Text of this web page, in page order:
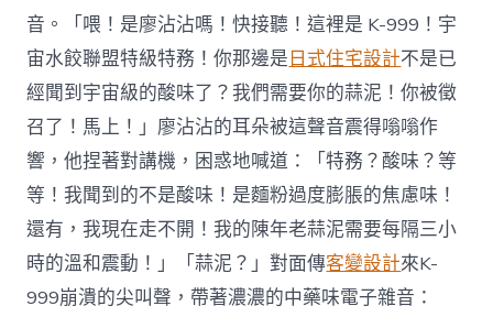
音。「喂！是廖沾沾嗎！快接聽！這裡是 K-999！宇
宙水餃聯盟特級特務！你那邊是日式住宅設計不是已
經聞到宇宙級的酸味了？我們需要你的蒜泥！你被徵
召了！馬上！」廖沾沾的耳朵被這聲音震得嗡嗡作
響，他捏著對講機，困惑地喊道：「特務？酸味？等
等！我聞到的不是酸味！是麵粉過度膨脹的焦慮味！
還有，我現在走不開！我的陳年老蒜泥需要每隔三小
時的溫和震動！」「蒜泥？」對面傳客變設計來K-
999崩潰的尖叫聲，帶著濃濃的中藥味電子雜音：